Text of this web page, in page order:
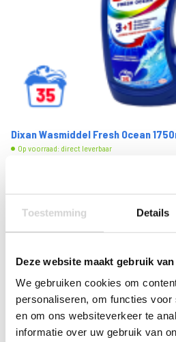
Toestemming Details
Deze website maakt gebruik
We gebruiken cookies om
personaliseren, om functies voor
en om ons websiteverkeer te
informatie over uw gebruik van
Dixan Wasmiddel Fresh Ocean
Op voorraad: direct leverbaar